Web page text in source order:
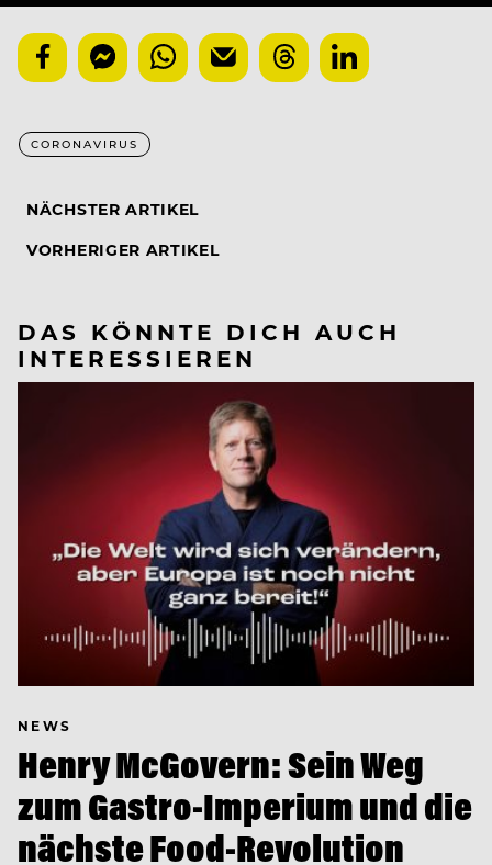
CORONAVIRUS
NÄCHSTER ARTIKEL
VORHERIGER ARTIKEL
DAS KÖNNTE DICH AUCH
INTERESSIEREN
NEWS
Henry McGovern: Sein Weg
zum Gastro-Imperium und die
nächste Food-Revolution